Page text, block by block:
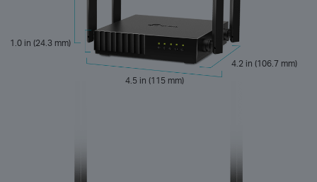
1.0 in (24.3 mm)
4.5 in (115 mm)
4.2 in (106.7 mm)